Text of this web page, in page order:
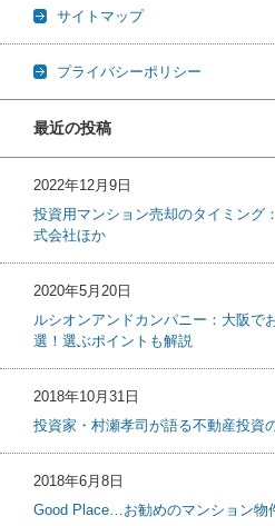
サイトマップ
プライバシーポリシー
最近の投稿
2022年12月9日
投資用マンション売却のタイミング
式会社ほか
2020年5月20日
ルシオンアンドカンパニー：大阪で
選！選ぶポイントも解説
2018年10月31日
投資家・村瀬孝司が語る不動産投資
2018年6月8日
Good Place…お勧めのマンション物